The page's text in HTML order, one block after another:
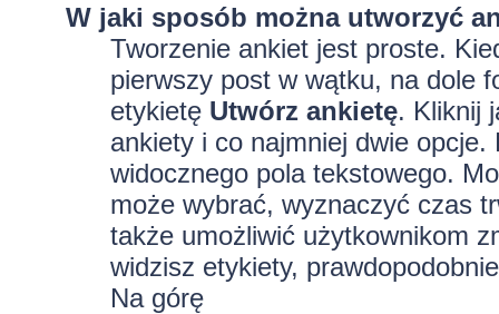
W jaki sposób można utworzyć
Tworzenie ankiet jest proste.
pierwszy post w wątku, na dole
etykietę Utwórz ankietę. Kliknij
ankiety i co najmniej dwie
widocznego pola tekstowego.
może wybrać, wyznaczyć czas
także umożliwić użytkownikom
widzisz etykiety,
Na górę